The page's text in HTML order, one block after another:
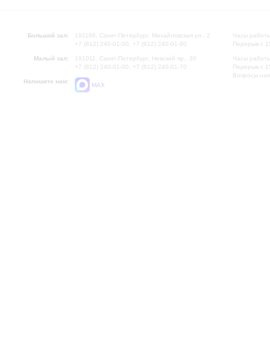
Большой зал:
191186, Санкт-Петербург, Михайловская ул., 2
+7 (812) 240-01-00, +7 (812) 240-01-80
Малый зал:
191011, Санкт-Петербург, Невский пр., 30
+7 (812) 240-01-00, +7 (812) 240-01-70
Напишите нам:
MAX
Часы
Перерыв с
Часы
Перерыв с
Вопросы